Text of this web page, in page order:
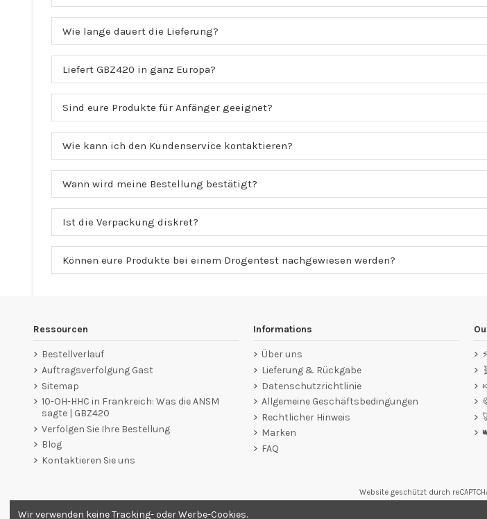
Wie lange dauert die Lieferung?
Liefert GBZ420 in ganz Europa?
Sind eure Produkte für Anfänger geeignet?
Wie kann ich den Kundenservice kontaktieren?
Wann wird meine Bestellung bestätigt?
Ist die Verpackung diskret?
Können eure Produkte bei einem Drogentest nachgewiesen werden?
Ressourcen
Bestellverlauf
Auftragsverfolgung Gast
Sitemap
10-OH-HHC in Frankreich: Was die ANSM
sagte | GBZ420
Verfolgen Sie Ihre Bestellung
Blog
Kontaktieren Sie uns
Informations
Über uns
Lieferung & Rückgabe
Datenschutzrichtlinie
Allgemeine Geschäftsbedingungen
Rechtlicher Hinweis
Marken
FAQ
Website geschützt durch
Wir verwenden keine Tracking- oder Werbe-Cookies.